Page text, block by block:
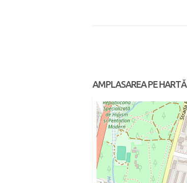
AMPLASAREA PE HARTĂ